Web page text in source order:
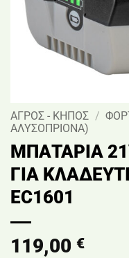
ΑΓΡΟΣ - ΚΗΠΟΣ /
ΑΛΥΣΟΠΡΙΟΝΑ)
ΜΠΑΤΑΡΙΑ
ΓΙΑ
EC1601
119,00 €